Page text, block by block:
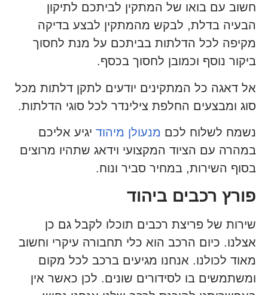
חשוב עם בואו של המתקין לביתכם לתיקון
הבעיה בדלת, לבקש מהמתקין לבצע בדיקה
מקיפה לכל הדלתות בביתכם על מנת לחסוך
ביקור נוסף וכמובן לחסוך בכסף.
אל דאגה כל המתקינים יודעים לתקן דלתות מכל
סוג ומבצעים החלפת צילינדר לכל סוגי הדלתות.
נשמח לשלוח לכם מנעולן מיהוד יגיע אליכם
במהרה עם הציוד המקצועי וידאג שתהיו מרוצים
בסוף השירות, במחיר סביר ונוח.
פורץ רכבים ביהוד
שירות של פריצת רכבים תוכלו לקבל גם כן
אצלנו. כיום הרכב הוא כלי תחבורה עיקרי וחשוב
מאוד לכולנו. אנחנו מגיעים ברכב לכל מקום
ומשתמשים בו לסידורים שונים. לכן כאשר אין